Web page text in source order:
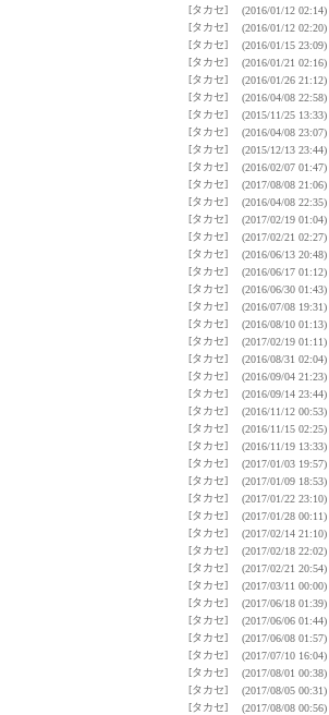
[タカセ]
(2016/01/12 02:14)
[タカセ]
(2016/01/12 02:20)
[タカセ]
(2016/01/15 23:09)
[タカセ]
(2016/01/21 02:16)
[タカセ]
(2016/01/26 21:12)
[タカセ]
(2016/04/08 22:58)
[タカセ]
(2015/11/25 13:33)
[タカセ]
(2016/04/08 23:07)
[タカセ]
(2015/12/13 23:44)
[タカセ]
(2016/02/07 01:47)
[タカセ]
(2017/08/08 21:06)
[タカセ]
(2016/04/08 22:35)
[タカセ]
(2017/02/19 01:04)
[タカセ]
(2017/02/21 02:27)
[タカセ]
(2016/06/13 20:48)
[タカセ]
(2016/06/17 01:12)
[タカセ]
(2016/06/30 01:43)
[タカセ]
(2016/07/08 19:31)
[タカセ]
(2016/08/10 01:13)
[タカセ]
(2017/02/19 01:11)
[タカセ]
(2016/08/31 02:04)
[タカセ]
(2016/09/04 21:23)
[タカセ]
(2016/09/14 23:44)
[タカセ]
(2016/11/12 00:53)
[タカセ]
(2016/11/15 02:25)
[タカセ]
(2016/11/19 13:33)
[タカセ]
(2017/01/03 19:57)
[タカセ]
(2017/01/09 18:53)
[タカセ]
(2017/01/22 23:10)
[タカセ]
(2017/01/28 00:11)
[タカセ]
(2017/02/14 21:10)
[タカセ]
(2017/02/18 22:02)
[タカセ]
(2017/02/21 20:54)
[タカセ]
(2017/03/11 00:00)
[タカセ]
(2017/06/18 01:39)
[タカセ]
(2017/06/06 01:44)
[タカセ]
(2017/06/08 01:57)
[タカセ]
(2017/07/10 16:04)
[タカセ]
(2017/08/01 00:38)
[タカセ]
(2017/08/05 00:31)
[タカセ]
(2017/08/08 00:56)